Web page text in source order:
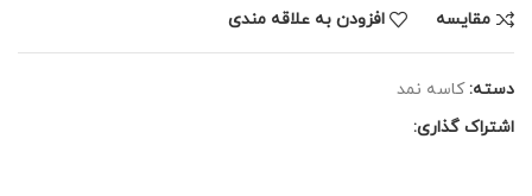
مقايسه افزودن به علاقه مندی
دسته: کاسه نمد
اشتراک گذاری: